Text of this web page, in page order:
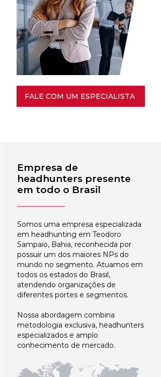
FALE COM UM ESPECIALISTA
Empresa de
headhunters presente
em todo o Brasil
Somos uma empresa especializada
em headhunting em Teodoro
Sampaio, Bahia, reconhecida por
possuir um dos maiores NPs do
mundo no segmento. Atuamos em
todos os estados do Brasil,
atendendo organizações de
diferentes portes e segmentos.
Nossa abordagem combina
metodologia exclusiva, headhunters
especializados e amplo
conhecimento de mercado.